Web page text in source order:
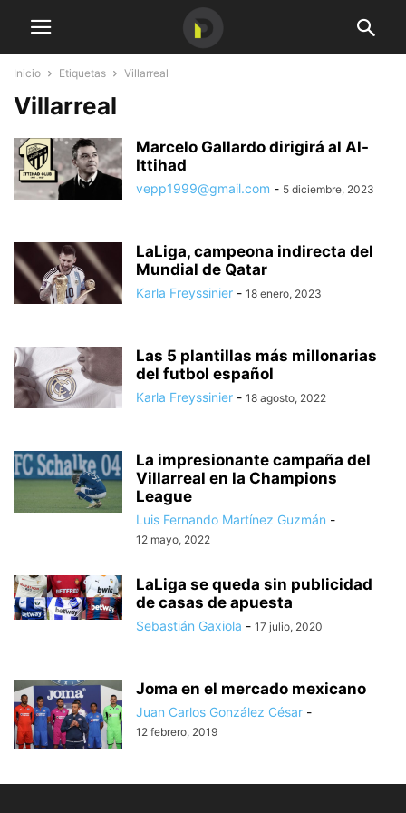
Inicio Etiquetas Villarreal
Villarreal
Marcelo Gallardo dirigirá al Al-
Ittihad
vepp1999@gmail.com - 5 diciembre, 2023
LaLiga, campeona indirecta del
Mundial de Qatar
Karla Freyssinier - 18 enero, 2023
Las 5 plantillas más millonarias
del futbol español
Karla Freyssinier - 18 agosto, 2022
La impresionante campaña del
Villarreal en la Champions
League
Luis Fernando Martínez Guzmán -
12 mayo, 2022
LaLiga se queda sin publicidad
de casas de apuesta
Sebastián Gaxiola - 17 julio, 2020
Joma en el mercado mexicano
Juan Carlos González César -
12 febrero, 2019